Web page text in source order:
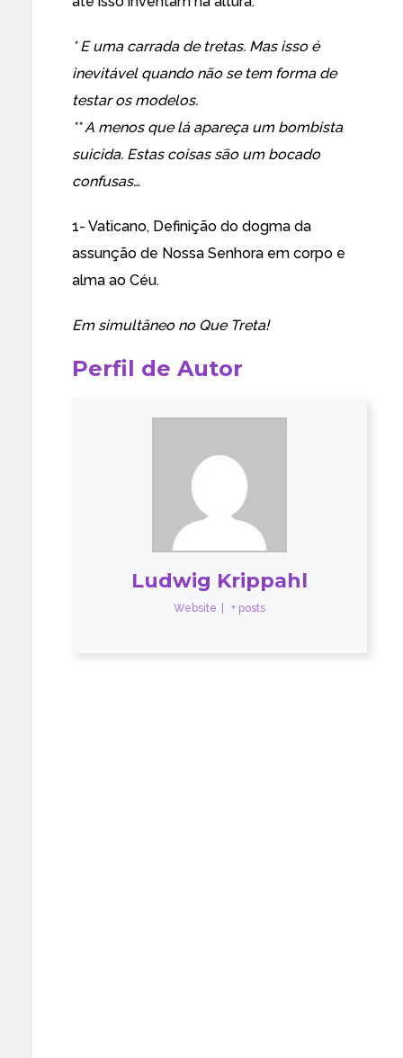
* E uma carrada de tretas. Mas isso é
inevitável quando não se tem forma de
testar os modelos.
** A menos que lá apareça um bombista
suicida. Estas coisas são um bocado
confusas…
1- Vaticano, Definição do dogma da
assunção de Nossa Senhora em corpo e
alma ao Céu.
Em simultâneo no Que Treta!
Perfil de Autor
Ludwig Krippahl
Website + posts